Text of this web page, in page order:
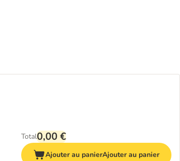
Total0,00 €
Ajouter au panierAjouter au panier